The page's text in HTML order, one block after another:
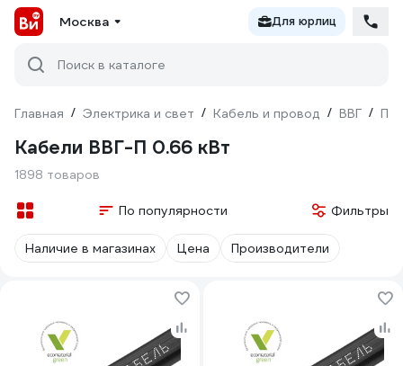
Москва Для юрлиц
Поиск в каталоге
Главная / Электрика и свет / Кабель и провод / ВВГ /
Кабели ВВГ-П 0.66 кВт
1898 товаров
По популярности Фильтры
Наличие в магазинах Цена Производители